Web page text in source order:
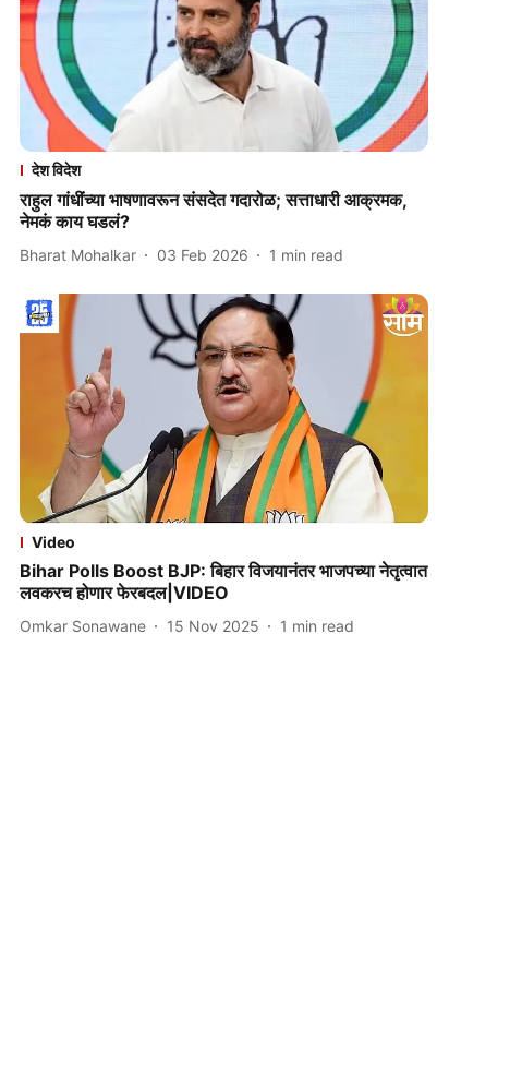
देश विदेश
राहुल गांधींच्या भाषणावरून संसदेत गदारोळ; सत्ताधारी आक्रमक,
नेमकं काय घडलं?
Bharat Mohalkar 03 Feb 2026 1 min read
Video
Bihar Polls Boost BJP: बिहार विजयानंतर भाजपच्या नेतृत्वात
लवकरच होणार फेरबदल|VIDEO
Omkar Sonawane 15 Nov 2025 1 min read